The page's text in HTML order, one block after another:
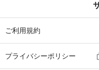
ご利用規約
プライバシーポリシー